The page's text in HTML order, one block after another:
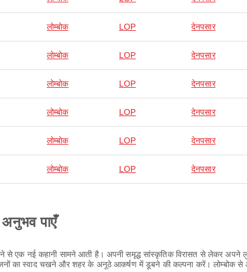
लोम्बोक LOP देनपसार
लोम्बोक LOP देनपसार
लोम्बोक LOP देनपसार
लोम्बोक LOP देनपसार
लोम्बोक LOP देनपसार
लोम्बोक LOP देनपसार
पाएँ
से एक नई कहानी सामने आती है। अपनी समृद्ध सांस्कृतिक विरासत से लेकर
का स्वाद चखने और शहर के अनूठे आकर्षण में डूबने की कल्पना करें। लोम्बोक से